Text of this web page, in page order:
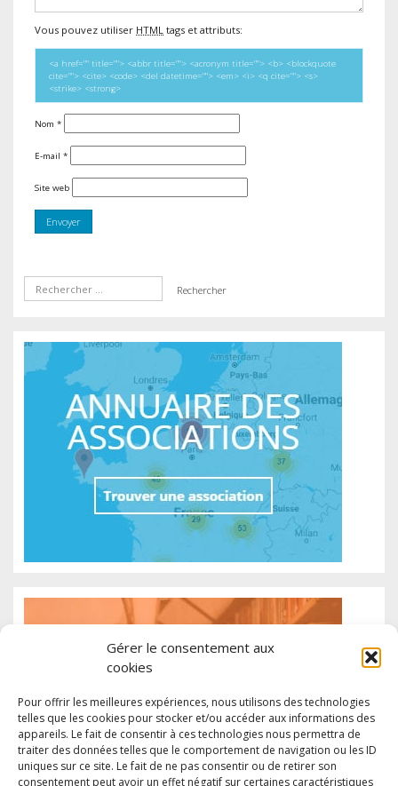
Gérer le consentement aux
cookies
Pour offrir les meilleures expériences, nous utilisons des technologies
telles que les cookies pour stocker et/ou accéder aux informations des
appareils. Le fait de consentir à ces technologies nous permettra de
traiter des données telles que le comportement de navigation ou les ID
uniques sur ce site. Le fait de ne pas consentir ou de retirer son
consentement peut avoir un effet négatif sur certaines caractéristiques
Vous pouvez utiliser HTML tags et attributs:
<a href="" title=""> <abbr title=""> <acronym title=""> <b> <blockquote
cite=""> <cite> <code> <del datetime=""> <em> <i> <q cite=""> <s>
<strike> <strong>
Nom *
E-mail *
Site web